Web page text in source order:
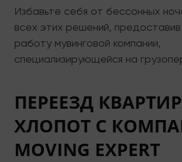
Избавьте себя от бессонных
всех этих решений,
работу мувинговой компании,
специализирующейся на
ПЕРЕЕЗД
ХЛОПОТ С
MOVING EXPERT